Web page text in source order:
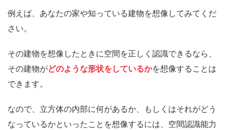
例えば、あなたの家や知っている建物を想像してみてくだ
さい。
その建物を想像したときに空間を正しく認識できるなら、
その建物がどのような形状をしているかを想像することは
できます。
なので、立方体の内部に何があるか、もしくはそれがどう
なっているかといったことを想像するには、空間認識能力